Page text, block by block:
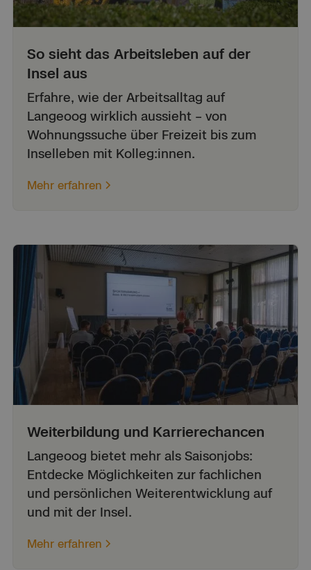
So sieht das Arbeitsleben auf der
Insel aus
Erfahre, wie der Arbeitsalltag auf
Langeoog wirklich aussieht – von
Wohnungssuche über Freizeit bis zum
Inselleben mit Kolleg:innen.
Mehr erfahren
Weiterbildung und Karrierechancen
Langeoog bietet mehr als Saisonjobs:
Entdecke Möglichkeiten zur fachlichen
und persönlichen Weiterentwicklung auf
und mit der Insel.
Mehr erfahren